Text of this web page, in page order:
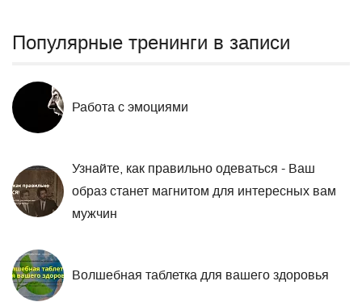
Популярные тренинги в записи
Работа с эмоциями
Узнайте, как правильно одеваться - Ваш
образ станет магнитом для интересных вам
мужчин
Волшебная таблетка для вашего здоровья